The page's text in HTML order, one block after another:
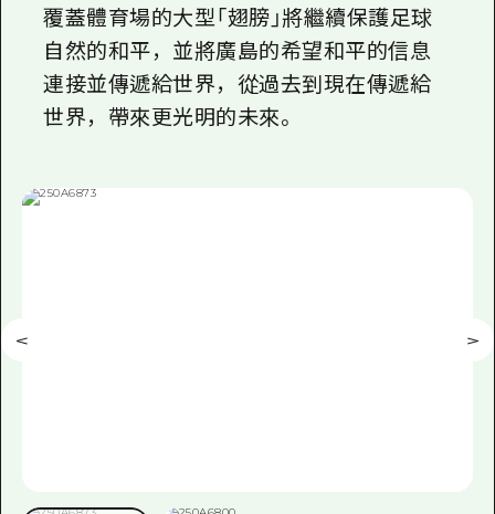
覆蓋體育場的大型「翅膀」將繼續保護足球
自然的和平，並將廣島的希望和平的信息
連接並傳遞給世界，從過去到現在傳遞給
世界，帶來更光明的未來。